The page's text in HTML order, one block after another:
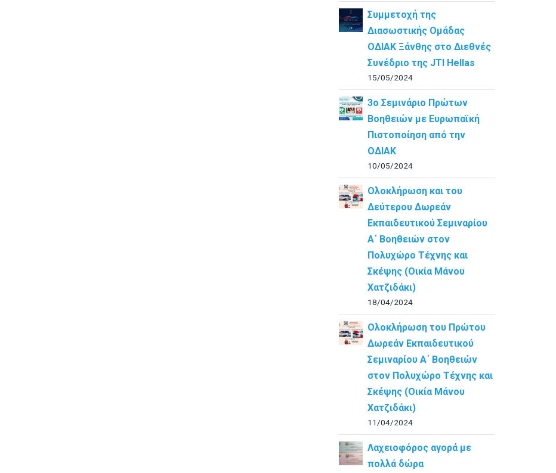
Συμμετοχή της
Διασωστικής Ομάδας
ΟΔΙΑΚ Ξάνθης στο Διεθνές
Συνέδριο της JTI Hellas
15/05/2024
3ο Σεμινάριο Πρώτων
Βοηθειών με Ευρωπαϊκή
Πιστοποίηση από την
ΟΔΙΑΚ
10/05/2024
Ολοκλήρωση και του
Δεύτερου Δωρεάν
Εκπαιδευτικού Σεμιναρίου
Α΄ Βοηθειών στον
Πολυχώρο Τέχνης και
Σκέψης (Οικία Μάνου
Χατζιδάκι)
18/04/2024
Ολοκλήρωση του Πρώτου
Δωρεάν Εκπαιδευτικού
Σεμιναρίου Α΄ Βοηθειών
στον Πολυχώρο Τέχνης και
Σκέψης (Οικία Μάνου
Χατζιδάκι)
11/04/2024
Λαχειοφόρος αγορά με
πολλά δώρα